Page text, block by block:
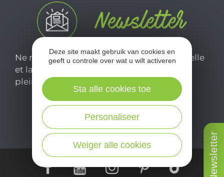
Newsletter
Ne manquez pas notre newsletter mensuelle
et laissez-vous inspirer pour profiter
pleinement de votre séjour en Aveyron.
Je m'abonne ici
Deze site maakt gebruik van cookies en
geeft u controle over wat u wilt activeren
Weiger alle cookies
Personaliseer
Sta alle cookies toe